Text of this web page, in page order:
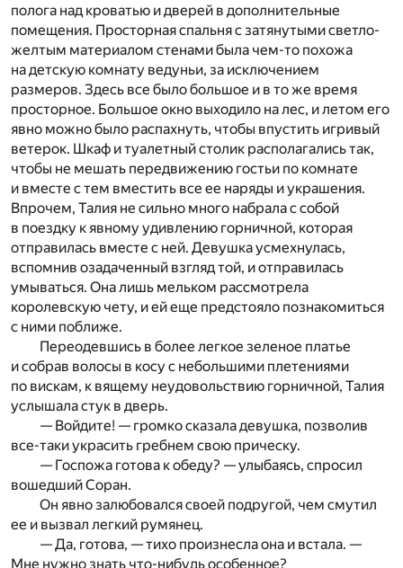
полога над кроватью и дверей в дополнительные
помещения. Просторная спальня с затянутыми светло-
желтым материалом стенами была чем-то похожа
на детскую комнату ведуньи, за исключением
размеров. Здесь все было большое и в то же время
просторное. Большое окно выходило на лес, и летом его
явно можно было распахнуть, чтобы впустить игривый
ветерок. Шкаф и туалетный столик располагались так,
чтобы не мешать передвижению гостьи по комнате
и вместе с тем вместить все ее наряды и украшения.
Впрочем, Талия не сильно много набрала с собой
в поездку к явному удивлению горничной, которая
отправилась вместе с ней. Девушка усмехнулась,
вспомнив озадаченный взгляд той, и отправилась
умываться. Она лишь мельком рассмотрела
королевскую чету, и ей еще предстояло познакомиться
с ними поближе.
Переодевшись в более легкое зеленое платье
и собрав волосы в косу с небольшими плетениями
по вискам, к вящему неудовольствию горничной, Талия
услышала стук в дверь.
— Войдите! — громко сказала девушка, позволив
все-таки украсить гребнем свою прическу.
— Госпожа готова к обеду? — улыбаясь, спросил
вошедший Соран.
Он явно залюбовался своей подругой, чем смутил
ее и вызвал легкий румянец.
— Да, готова, — тихо произнесла она и встала. —
Мне нужно знать что-нибудь особенное?